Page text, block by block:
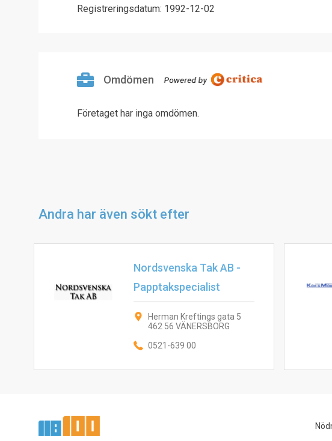
Registreringsdatum: 1992-12-02
Omdömen
Företaget har inga omdömen.
Andra har även sökt efter
Nordsvenska Tak AB -
Papptakspecialist
Herman Kreftings gata 5
462 56 VÄNERSBORG
0521-639 00